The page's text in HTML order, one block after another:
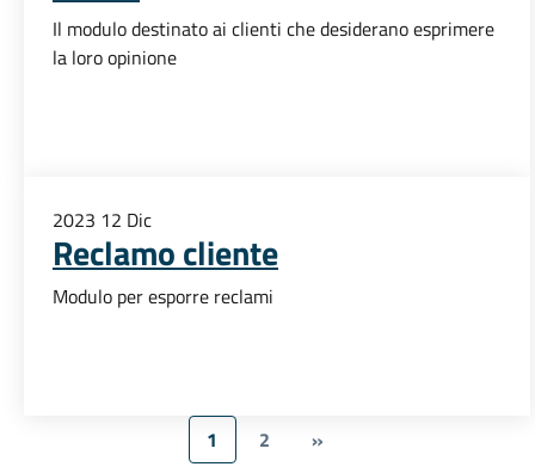
Il modulo destinato ai clienti che desiderano esprimere
la loro opinione
2023 12 Dic
Reclamo cliente
Modulo per esporre reclami
1 2 »